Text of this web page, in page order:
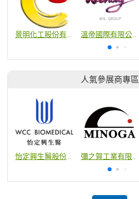
景明化工股份有限公司 溫帝國際有限公司
人氣參展商專區
怡定興生醫股份有限公司 彌之賀工業有限公司